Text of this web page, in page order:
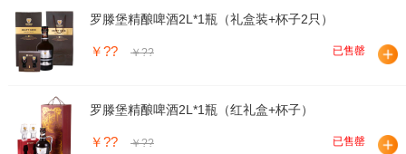
罗滕堡精酿啤酒2L*1瓶（礼盒装+杯子2只）
￥?? ￥?? 已售罄
罗滕堡精酿啤酒2L*1瓶（红礼盒+杯子）
￥?? ￥?? 已售罄